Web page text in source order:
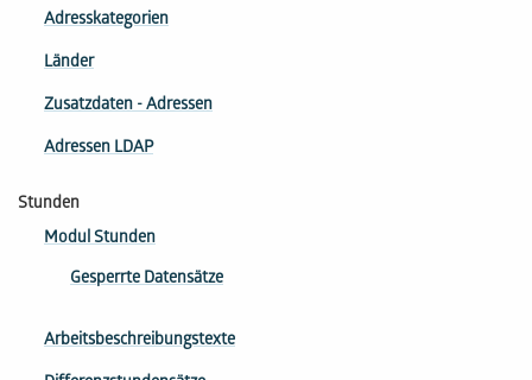
Adresskategorien
Länder
Zusatzdaten - Adressen
Adressen LDAP
Stunden
Modul Stunden
Gesperrte Datensätze
Arbeitsbeschreibungstexte